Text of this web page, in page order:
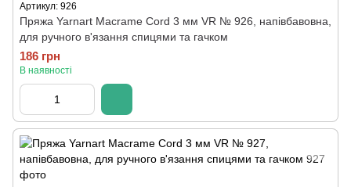
Артикул: 926
Пряжа Yarnart Macrame Cord 3 мм VR № 926, напівбавовна,
для ручного в'язання спицями та гачком
186 грн
В наявності